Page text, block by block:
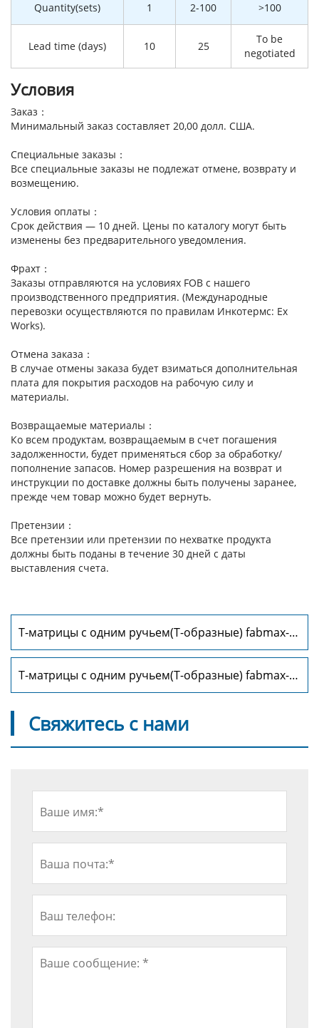
Quantity(sets) 1 2-100 >100
Lead time (days) 10 25
To be
negotiated
Условия
Заказ：
Минимальный заказ составляет 20,00 долл. США.
Специальные заказы：
Все специальные заказы не подлежат отмене, возврату и
возмещению.
Условия оплаты：
Срок действия — 10 дней. Цены по каталогу могут быть
изменены без предварительного уведомления.
Фрахт：
Заказы отправляются на условиях FOB с нашего
производственного предприятия. (Международные
перевозки осуществляются по правилам Инкотермс: Ex
Works).
Отмена заказа：
В случае отмены заказа будет взиматься дополнительная
плата для покрытия расходов на рабочую силу и
материалы.
Возвращаемые материалы：
Ко всем продуктам, возвращаемым в счет погашения
задолженности, будет применяться сбор за обработку/
пополнение запасов. Номер разрешения на возврат и
инструкции по доставке должны быть получены заранее,
прежде чем товар можно будет вернуть.
Претензии：
Все претензии или претензии по нехватке продукта
должны быть поданы в течение 30 дней с даты
выставления счета.
Т-матрицы с одним ручьем(Т-образные) fabmax-
TD1060
Т-матрицы с одним ручьем(Т-образные) fabmax-
TD1062
Свяжитесь с нами